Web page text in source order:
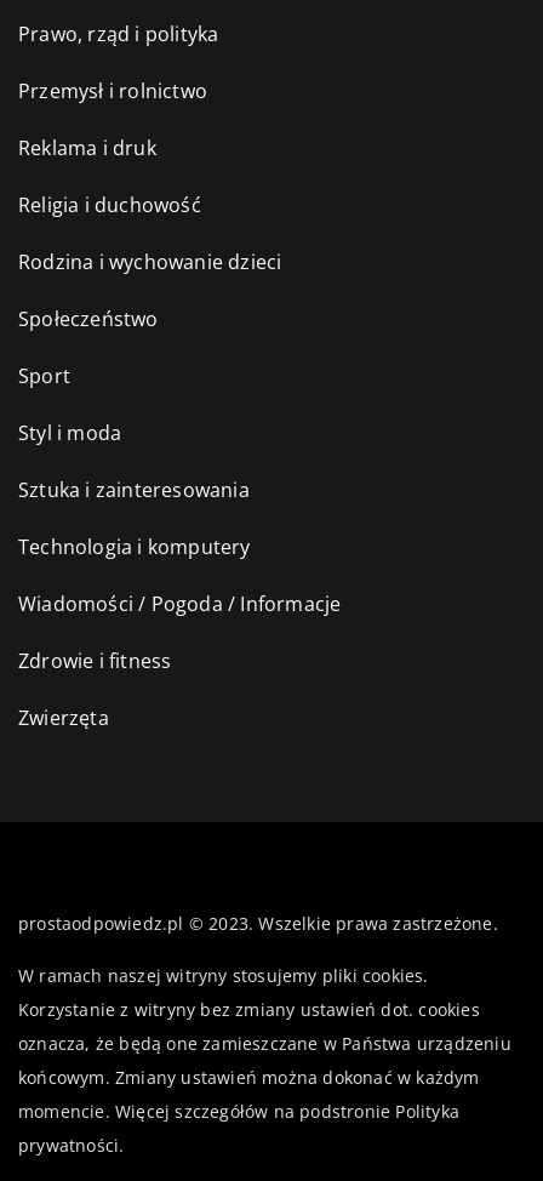
Prawo, rząd i polityka
Przemysł i rolnictwo
Reklama i druk
Religia i duchowość
Rodzina i wychowanie dzieci
Społeczeństwo
Sport
Styl i moda
Sztuka i zainteresowania
Technologia i komputery
Wiadomości / Pogoda / Informacje
Zdrowie i fitness
Zwierzęta
prostaodpowiedz.pl © 2023. Wszelkie prawa zastrzeżone.
W ramach naszej witryny stosujemy pliki cookies.
Korzystanie z witryny bez zmiany ustawień dot. cookies
oznacza, że będą one zamieszczane w Państwa urządzeniu
końcowym. Zmiany ustawień można dokonać w każdym
momencie. Więcej szczegółów na podstronie Polityka
prywatności.